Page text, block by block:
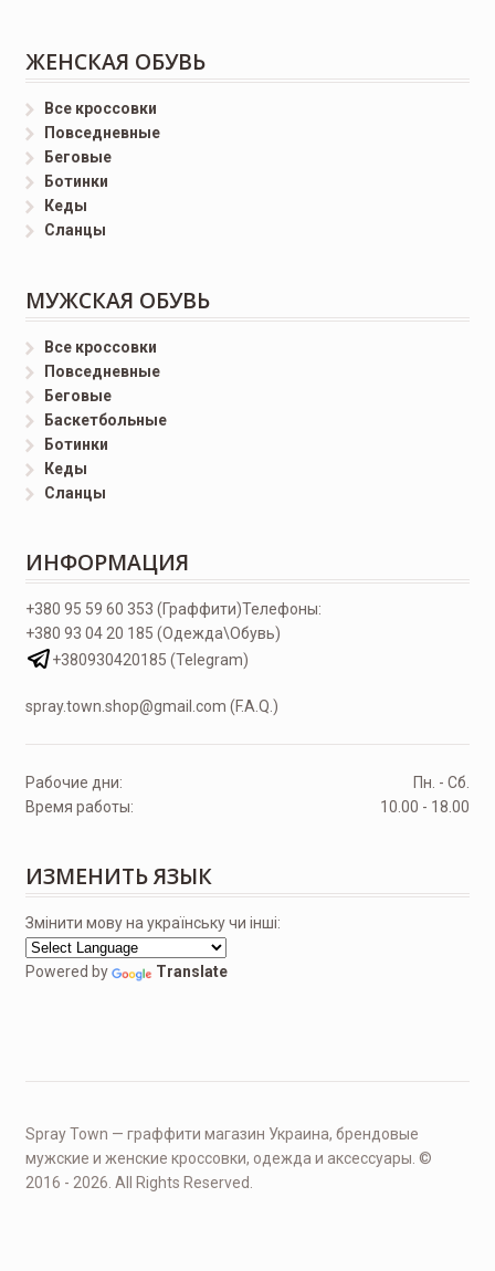
ЖЕНСКАЯ ОБУВЬ
Все кроссовки
Повседневные
Беговые
Ботинки
Кеды
Сланцы
МУЖСКАЯ ОБУВЬ
Все кроссовки
Повседневные
Беговые
Баскетбольные
Ботинки
Кеды
Сланцы
ИНФОРМАЦИЯ
Телефоны:
+380 95 59 60 353 (Граффити)
+380 93 04 20 185 (Одежда\Обувь)
+380930420185 (Telegram)
spray.town.shop@gmail.com (F.A.Q.)
Рабочие дни:
Пн. - Сб.
Время работы:
10.00 - 18.00
ИЗМЕНИТЬ ЯЗЫК
Змінити мову на українську чи інші:
Powered by Translate
Spray Town — граффити магазин Украина, брендовые
мужские и женские кроссовки, одежда и аксессуары. ©
2016 - 2026. All Rights Reserved.